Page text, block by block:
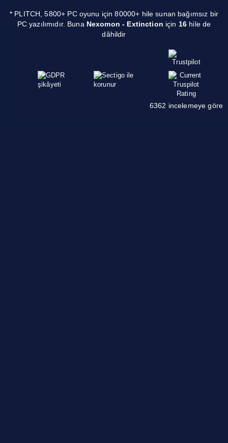
* PLITCH, 5800+ PC oyunu için 80000+ hile sunan bağımsız bir
PC yazılımıdır. Buna Nexomon - Extinction için 16 hile de
dâhildir
6362 incelemeye göre